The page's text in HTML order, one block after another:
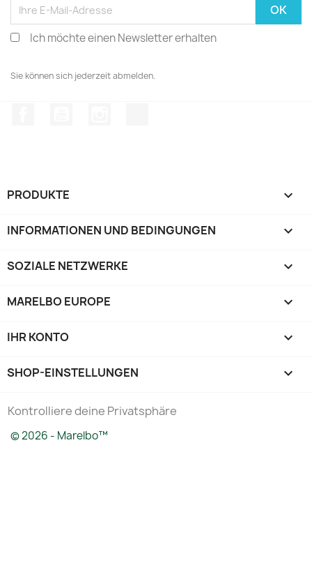
Ich möchte einen Newsletter erhalten
Sie können sich jederzeit abmelden.
PRODUKTE 
INFORMATIONEN UND BEDINGUNGEN 
SOZIALE NETZWERKE 
MARELBO EUROPE 
IHR KONTO 
SHOP-EINSTELLUNGEN keyboard_arrow_down
Kontrolliere deine Privatsphäre
© 2026 - Marelbo™